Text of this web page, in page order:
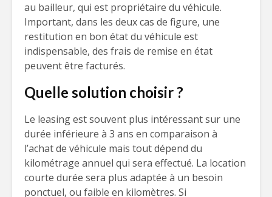
au bailleur, qui est propriétaire du véhicule.
Important, dans les deux cas de figure, une
restitution en bon état du véhicule est
indispensable, des frais de remise en état
peuvent être facturés.
Quelle solution choisir ?
Le leasing est souvent plus intéressant sur une
durée inférieure à 3 ans en comparaison à
l’achat de véhicule mais tout dépend du
kilométrage annuel qui sera effectué. La location
courte durée sera plus adaptée à un besoin
ponctuel, ou faible en kilomètres. Si